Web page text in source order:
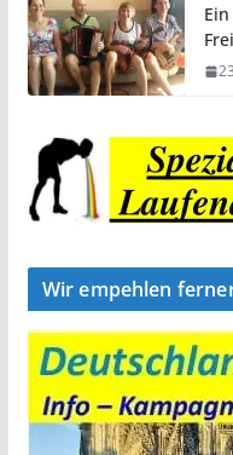
Wir empehlen